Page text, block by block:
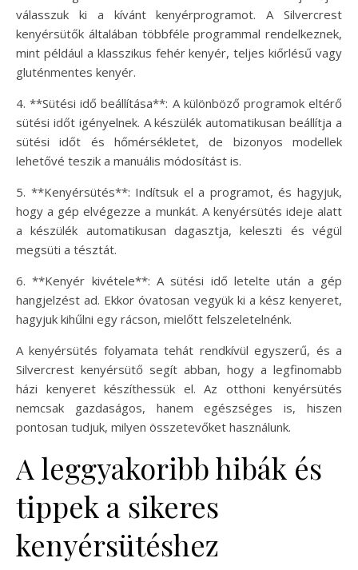
válasszuk ki a kívánt kenyérprogramot. A Silvercrest
kenyérsütők általában többféle programmal rendelkeznek,
mint például a klasszikus fehér kenyér, teljes kiőrlésű vagy
gluténmentes kenyér.
4. **Sütési idő beállítása**: A különböző programok eltérő
sütési időt igényelnek. A készülék automatikusan beállítja a
sütési időt és hőmérsékletet, de bizonyos modellek
lehetővé teszik a manuális módosítást is.
5. **Kenyérsütés**: Indítsuk el a programot, és hagyjuk,
hogy a gép elvégezze a munkát. A kenyérsütés ideje alatt
a készülék automatikusan dagasztja, keleszti és végül
megsüti a tésztát.
6. **Kenyér kivétele**: A sütési idő letelte után a gép
hangjelzést ad. Ekkor óvatosan vegyük ki a kész kenyeret,
hagyjuk kihűlni egy rácson, mielőtt felszeletelnénk.
A kenyérsütés folyamata tehát rendkívül egyszerű, és a
Silvercrest kenyérsütő segít abban, hogy a legfinomabb
házi kenyeret készíthessük el. Az otthoni kenyérsütés
nemcsak gazdaságos, hanem egészséges is, hiszen
pontosan tudjuk, milyen összetevőket használunk.
A leggyakoribb hibák és
tippek a sikeres
kenyérsütéshez